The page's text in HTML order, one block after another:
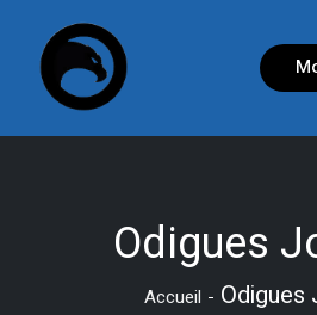
Odigues
Accueil Odigues